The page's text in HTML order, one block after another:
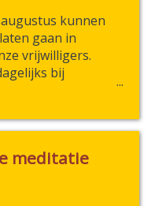
kunnen
gaan in
vrijwilligers.
bij
meditatie